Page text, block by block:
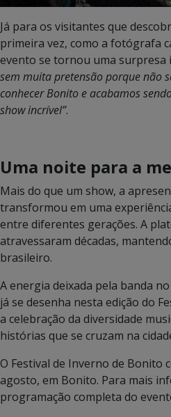
Já para os visitantes que
primeira vez, como a fotógrafa
evento se tornou uma surpresa
sem muita pretensão porque não
conhecer Bonito e acabamos
show incrível”.
Uma noite para a
Mais do que um show, a
transformou em uma
entre diferentes gerações. A
atravessaram décadas,
brasileiro.
A energia deixada pela banda
já se desenha nesta edição do
a celebração da diversidade
histórias que se cruzam na
O Festival de Inverno de Bonito
agosto, em Bonito. Para mais
programação completa do